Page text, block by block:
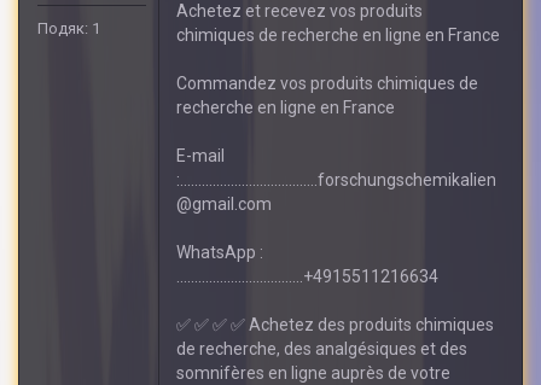
Подяк: 1
Achetez et recevez vos produits
chimiques de recherche en ligne en France
Commandez vos produits chimiques de
recherche en ligne en France
E-mail
:......................................forschungschemikalien
@gmail.com
WhatsApp :
...................................+4915511216634
✅ ✅ ✅ ✅ Achetez des produits chimiques
de recherche, des analgésiques et des
somnifères en ligne auprès de votre